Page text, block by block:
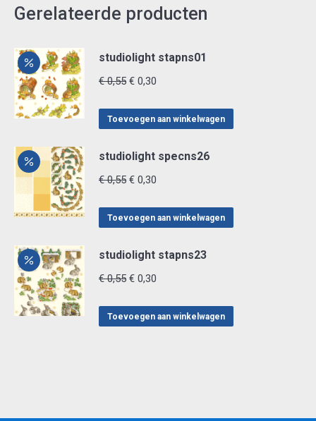
Gerelateerde producten
studiolight stapns01
€0,55 Oorspronkelijke
was:
€ 0,30
is:
Toevoegen aan winkelwagen
studiolight specns26
€0,55 Oorspronkelijke
was:
€ 0,30
is:
Toevoegen aan winkelwagen
studiolight stapns23
€0,55 Oorspronkelijke
was:
€ 0,30
is:
Toevoegen aan winkelwagen